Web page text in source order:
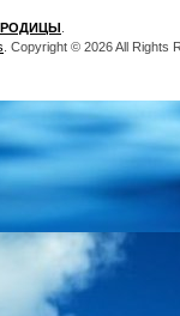
. Copyright © 2026 All Rights